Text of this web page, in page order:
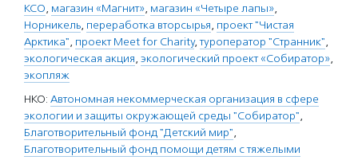
КСО, магазин «Магнит», магазин «Четыре лапы»,
Норникель, переработка вторсырья, проект "Чистая
Арктика", проект Meet for Charity,туроператор "Странник",
экологическая акция, экологический проект «Собиратор»,
экопляж
НКО: Автономная некоммерческая организация в сфере
экологии и защиты окружающей среды "Собиратор",
Благотворительный фонд "Детский мир",
Благотворительный фонд помощи детям с тяжелыми